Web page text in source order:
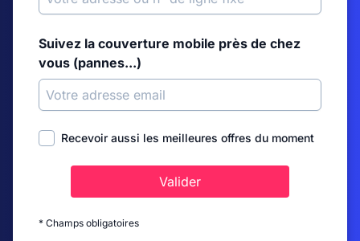
Suivez la couverture mobile près de chez
vous (pannes...)
Recevoir aussi les meilleures offres du moment
Valider
* Champs obligatoires